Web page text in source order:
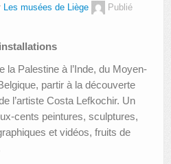
Les musées de Liège
Publié
la Palestine à l’Inde, du Moyen-
partir à la découverte
l’artiste Costa Lefkochir. Un
cents peintures, sculptures,
et vidéos, fruits de